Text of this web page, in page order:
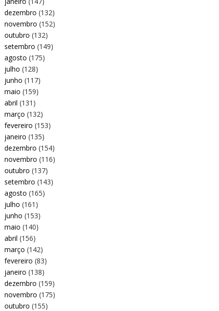
dezembro (132)
novembro (152)
outubro (132)
setembro (149)
agosto (175)
julho (128)
junho (117)
maio (159)
abril (131)
março (132)
fevereiro (153)
janeiro (135)
dezembro (154)
novembro (116)
outubro (137)
setembro (143)
agosto (165)
julho (161)
junho (153)
maio (140)
abril (156)
março (142)
fevereiro (83)
janeiro (138)
dezembro (159)
novembro (175)
outubro (155)